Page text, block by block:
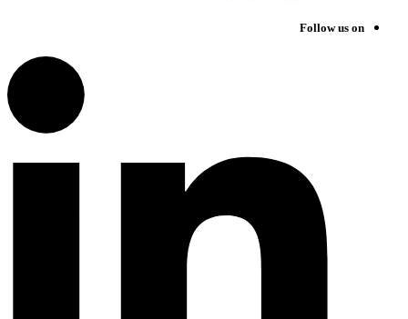
Follow us on